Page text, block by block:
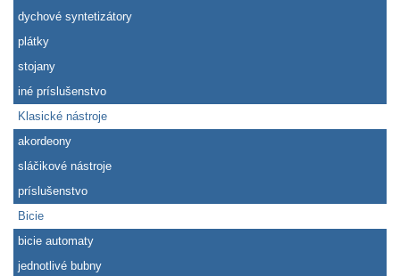
dychové syntetizátory
plátky
stojany
iné príslušenstvo
Klasické nástroje
akordeony
sláčikové nástroje
príslušenstvo
Bicie
bicie automaty
jednotlivé bubny